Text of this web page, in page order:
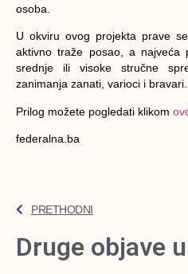
osoba.
U okviru ovog projekta prave
aktivno traže posao, a najveća
srednje ili visoke stručne
zanimanja zanati, varioci i bravari.
Prilog možete pogledati klikom
federalna.ba
PRETHODNI
Druge objave